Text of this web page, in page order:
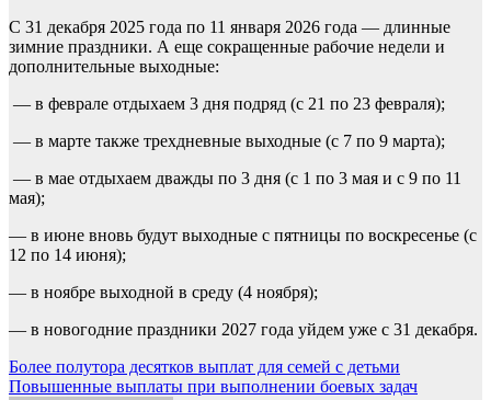
С 31 декабря 2025 года по 11 января 2026 года — длинные
зимние праздники. А еще сокращенные рабочие недели и
дополнительные выходные:
— в феврале отдыхаем 3 дня подряд (с 21 по 23 февраля);
— в марте также трехдневные выходные (с 7 по 9 марта);
— в мае отдыхаем дважды по 3 дня (с 1 по 3 мая и с 9 по 11
мая);
— в июне вновь будут выходные с пятницы по воскресенье (с
12 по 14 июня);
— в ноябре выходной в среду (4 ноября);
— в новогодние праздники 2027 года уйдем уже с 31 декабря.
Навигация
Более полутора десятков выплат для семей с детьми
Повышенные выплаты при выполнении боевых задач